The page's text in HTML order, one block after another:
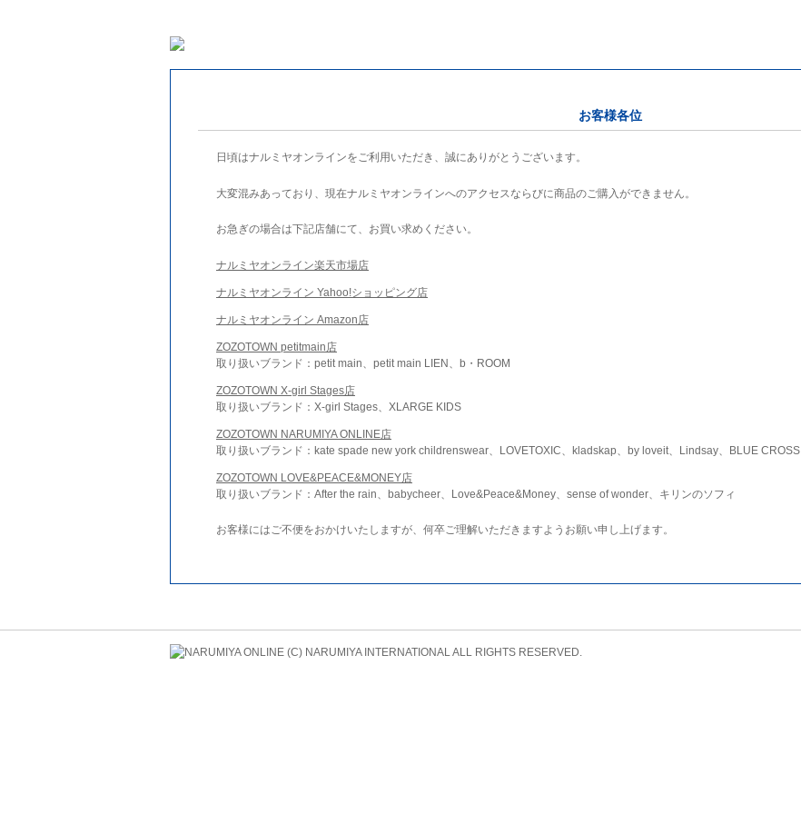
お客様各位
日頃はナルミヤオンラインをご利用いただき、誠にありがとうございます。
大変混みあっており、現在ナルミヤオンラインへのアクセスならびに商品のご購入ができません。
お急ぎの場合は下記店舗にて、お買い求めください。
ナルミヤオンライン楽天市場店
ナルミヤオンライン Yahoo!ショッピング店
ナルミヤオンライン Amazon店
ZOZOTOWN petitmain店
取り扱いブランド：petit main、petit main LIEN、b・ROOM
ZOZOTOWN X-girl Stages店
取り扱いブランド：X-girl Stages、XLARGE KIDS
ZOZOTOWN NARUMIYA ONLINE店
取り扱いブランド：kate spade new york childrenswear、LOVETOXIC、kladskap、by loveit、Lindsay、BLUE CROSS
ZOZOTOWN LOVE&PEACE&MONEY店
取り扱いブランド：After the rain、babycheer、Love&Peace&Money、sense of wonder、キリンのソフィ
お客様にはご不便をおかけいたしますが、何卒ご理解いただきますようお願い申し上げます。